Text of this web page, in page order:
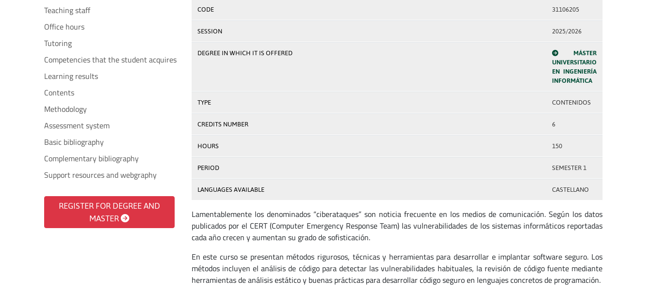
Teaching staff
Office hours
Tutoring
Competencies that the student acquires
Learning results
Contents
Methodology
Assessment system
Basic bibliography
Complementary bibliography
Support resources and webgraphy
REGISTER FOR DEGREE AND
MASTER
CODE 31106205
SESSION 2025/2026
DEGREE IN WHICH IT IS OFFERED
MÁSTER
UNIVERSITARIO
EN INGENIERÍA
INFORMÁTICA
TYPE CONTENIDOS
CREDITS NUMBER 6
HOURS 150
PERIOD SEMESTER 1
LANGUAGES AVAILABLE CASTELLANO
Lamentablemente los denominados “ciberataques” son noticia frecuente en los medios de comunicación. Según los datos
publicados por el CERT (Computer Emergency Response Team) las vulnerabilidades de los sistemas informáticos reportadas
cada año crecen y aumentan su grado de sofisticación.
En este curso se presentan métodos rigurosos, técnicas y herramientas para desarrollar e implantar software seguro. Los
métodos incluyen el análisis de código para detectar las vulnerabilidades habituales, la revisión de código fuente mediante
herramientas de análisis estático y buenas prácticas para desarrollar código seguro en lenguajes concretos de programación.